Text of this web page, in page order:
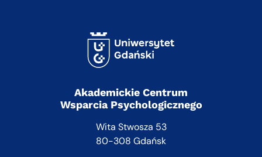
Akademickie Centrum
Wsparcia Psychologicznego
Wita Stwosza 53
80-308 Gdańsk